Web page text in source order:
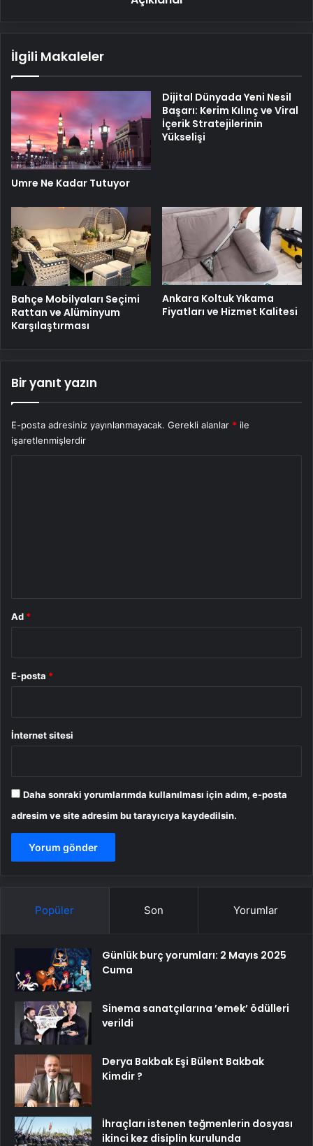
İlgili Makaleler
Umre Ne Kadar Tutuyor
Dijital Dünyada Yeni Nesil
Başarı: Kerim Kılınç ve Viral
İçerik Stratejilerinin
Yükselişi
Bahçe Mobilyaları Seçimi
Rattan ve Alüminyum
Karşılaştırması
Ankara Koltuk Yıkama
Fiyatları ve Hizmet Kalitesi
Bir yanıt yazın
E-posta adresiniz yayınlanmayacak. Gerekli alanlar * ile
işaretlenmişlerdir
Ad *
E-posta *
İnternet sitesi
Daha sonraki yorumlarımda kullanılması için adım, e-posta
adresim ve site adresim bu tarayıcıya kaydedilsin.
Popüler Son Yorumlar
Günlük burç yorumları: 2 Mayıs 2025
Cuma
Sinema sanatçılarına ’emek’ ödülleri
verildi
Derya Bakbak Eşi Bülent Bakbak
Kimdir ?
İhraçları istenen teğmenlerin dosyası
ikinci kez disiplin kurulunda